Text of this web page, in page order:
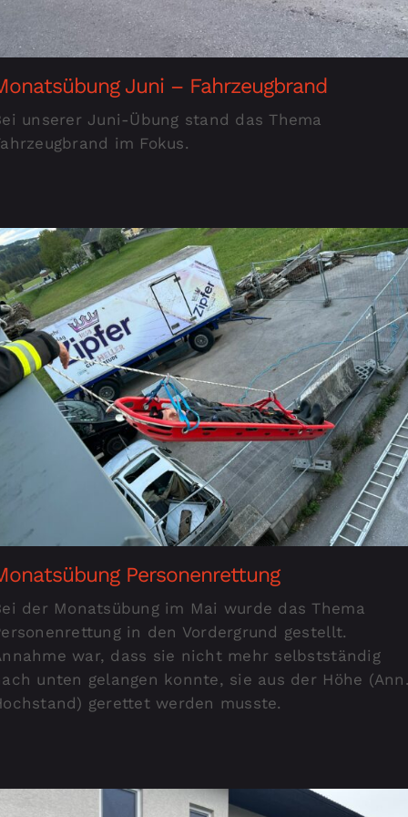
Juni – Fahrzeugbrand
unserer Juni-Übung stand das Thema
im Fokus.
Personenrettung
der Monatsübung im Mai wurde das Thema
in den Vordergrund gestellt.
war, dass sie nicht mehr selbstständig
unten gelangen konnte, sie aus der Höhe
gerettet werden musste.